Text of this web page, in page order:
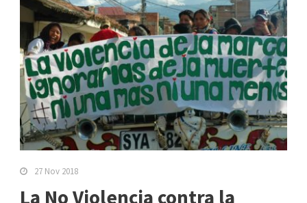
27 Nov 2018
La No Violencia contra la